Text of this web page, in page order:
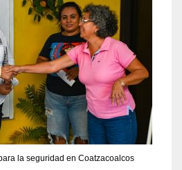
la seguridad en Coatzacoalcos